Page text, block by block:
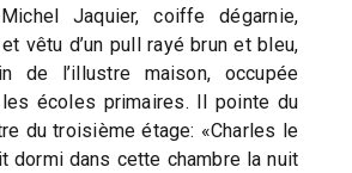
Jaquier, coiffe dégarnie,
vêtu d’un pull rayé brun et bleu,
de l’illustre maison, occupée
les écoles primaires. Il pointe du
du troisième étage: «Charles le
dormi dans cette chambre la nuit